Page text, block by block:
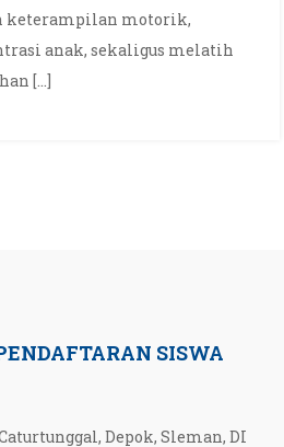
keterampilan motorik,
anak, sekaligus melatih
[…]
SISWA
Depok, Sleman, DI